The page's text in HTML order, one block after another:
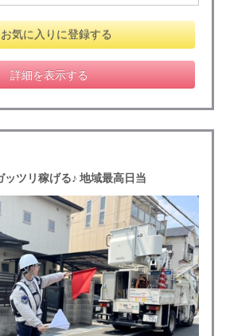
お気に入りに登録する
詳細を表示する
ッツリ稼げる♪ 地域最高日当